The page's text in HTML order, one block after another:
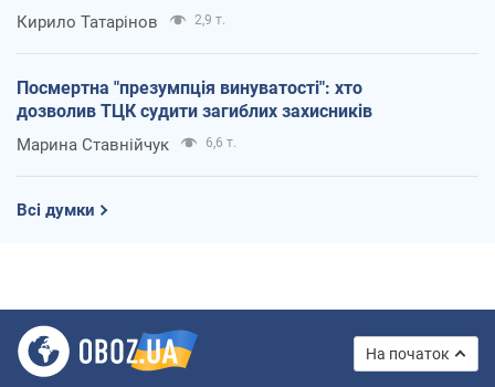
Кирило Татарінов 2,9 т.
Посмертна "презумпція винуватості": хто
дозволив ТЦК судити загиблих захисників
Марина Ставнійчук 6,6 т.
Всі думки
На початок